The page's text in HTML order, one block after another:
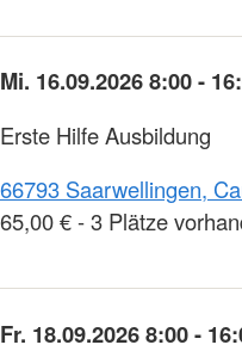
Mi. 16.09.2026 8:00 -
Erste Hilfe Ausbildung
66793 Saarwellingen,
65,00 € - 3 Plätze
Fr. 18.09.2026 8:00 -